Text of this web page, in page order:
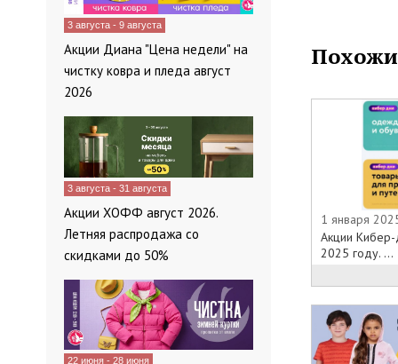
массу
которые
дисконту и
1 января
Акции
2025 году. ...
3 августа - 9 августа
Акции Диана "Цена недели" на
чистку ковра и пледа август
2026
3 августа - 31 августа
Акции ХОФФ август 2026.
Летняя распродажа со
скидками до 50%
22 июня - 28 июня